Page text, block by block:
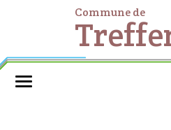
Commune de